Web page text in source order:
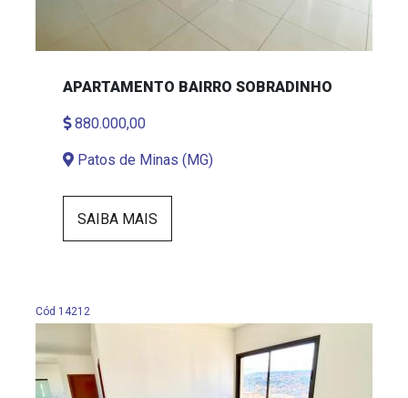
APARTAMENTO BAIRRO SOBRADINHO
880.000,00
Patos de Minas (MG)
SAIBA MAIS
Cód 14212